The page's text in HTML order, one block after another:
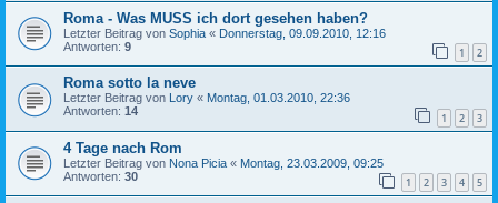
Roma - Was MUSS ich dort gesehen haben?
Letzter Beitrag von Sophia « Donnerstag, 09.09.2010, 12:16
Antworten: 9 1 2
Roma sotto la neve
Letzter Beitrag von Lory « Montag, 01.03.2010, 22:36
Antworten: 14 1 2 3
4 Tage nach Rom
Letzter Beitrag von Nona Picia « Montag, 23.03.2009, 09:25
Antworten: 30 1 2 3 4 5